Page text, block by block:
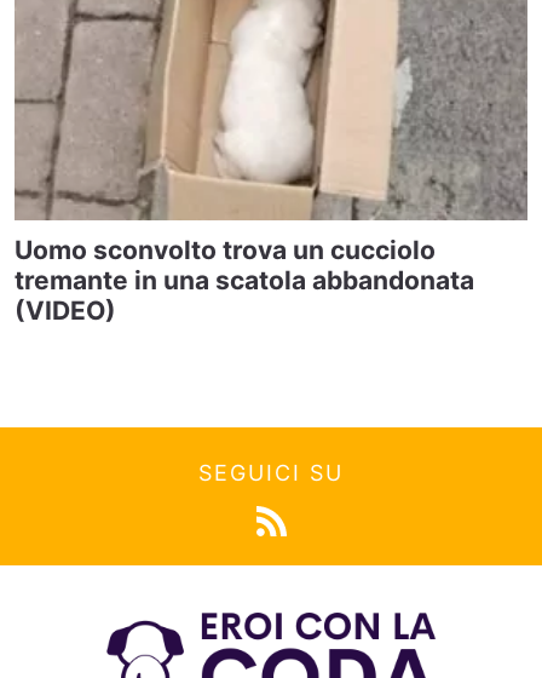
Uomo sconvolto trova un cucciolo
tremante in una scatola abbandonata
(VIDEO)
SEGUICI SU